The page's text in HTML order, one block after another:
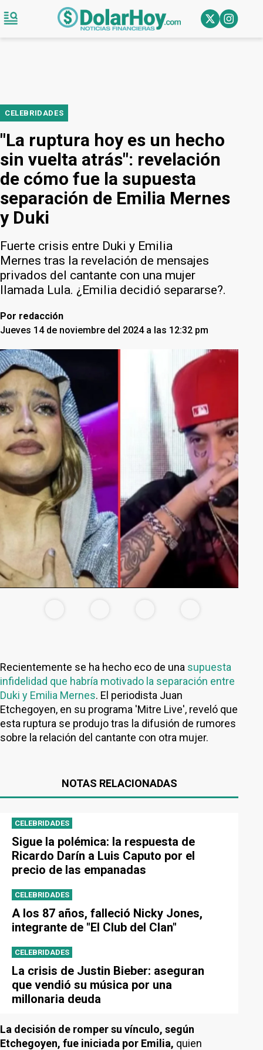
CELEBRIDADES
"La ruptura hoy es un hecho
sin vuelta atrás": revelación
de cómo fue la supuesta
separación de Emilia Mernes
y Duki
Fuerte crisis entre Duki y Emilia
Mernes tras la revelación de mensajes
privados del cantante con una mujer
llamada Lula. ¿Emilia decidió separarse?.
Por redacción
Jueves 14 de noviembre del 2024 a las 12:32 pm
Recientemente se ha hecho eco de una supuesta
infidelidad que habría motivado la separación entre
Duki y Emilia Mernes. El periodista Juan
Etchegoyen, en su programa 'Mitre Live', reveló que
esta ruptura se produjo tras la difusión de rumores
sobre la relación del cantante con otra mujer.
NOTAS RELACIONADAS
CELEBRIDADES
Sigue la polémica: la respuesta de
Ricardo Darín a Luis Caputo por el
precio de las empanadas
CELEBRIDADES
A los 87 años, falleció Nicky Jones,
integrante de "El Club del Clan"
CELEBRIDADES
La crisis de Justin Bieber: aseguran
que vendió su música por una
millonaria deuda
La decisión de romper su vínculo, según
Etchegoyen, fue iniciada por Emilia, quien